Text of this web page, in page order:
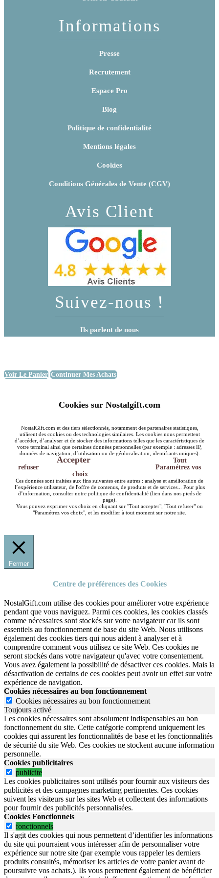
Informations
Presse
Recrutement
Espace Pro
Blog
Politique de confidentialité
Mentions légales
Cookies
Conditions Générales de Vente (CGV)
Avis Client
Suivez-nous !
Ils parlent de nous
Voir Le Panier Continuer Mes Achats
Cookies sur Nostalgift.com
NostalGift.com et des tiers sélectionnés, notamment des partenaires statistiques,
utilisent des cookies ou des technologies similaires. Les cookies nous permettent
d’accéder, d’analyser et de stocker des informations telles que les caractéristiques de
votre terminal ainsi que certaines données personnelles (par exemple : adresses IP,
données de navigation, d’utilisation ou de géolocalisation, identifiants uniques).
Accepter
Tout
refuser
Paramétrez vos
choix
Ces données sont traitées aux fins suivantes entre autres : analyse et amélioration de
l’expérience utilisateur, de l'offre de contenus, de produits et de services... Pour plus
d’information, consulter notre politique de confidentialité (lien dans nos pieds de
page).
Vous pouvez exprimer vos choix en cliquant sur "Tout accepter", "Tout refuser" ou
"Paramétrez vos choix", et les modifier à tout moment sur notre site.
Fermer
Centre de préférences des Cookies
NostalGift.com utilise des cookies pour améliorer votre expérience
pendant que vous naviguez. Parmi ces cookies, les cookies classés
comme nécessaires sont stockés sur votre navigateur car ils sont
essentiels au fonctionnement de base du site Web. Nous utilisons
également des cookies tiers qui nous aident à analyser et à
comprendre comment vous utilisez ce site Web. Ces cookies ne
seront stockés dans votre navigateur qu'avec votre consentement.
Vous avez également la possibilité de désactiver ces cookies. Mais la
désactivation de certains de ces cookies peut avoir un effet sur votre
expérience de navigation.
Cookies nécessaires au bon fonctionnement
Cookies nécessaires au bon fonctionnement
Toujours activé
Les cookies nécessaires sont absolument indispensables au bon
fonctionnement du site. Cette catégorie comprend uniquement les
cookies qui assurent les fonctionnalités de base et les fonctionnalités
de sécurité du site Web. Ces cookies ne stockent aucune information
personnelle.
Cookies publicitaires
publicite
Les cookies publicitaires sont utilisés pour fournir aux visiteurs des
publicités et des campagnes marketing pertinentes. Ces cookies
suivent les visiteurs sur les sites Web et collectent des informations
pour fournir des publicités personnalisées.
Cookies Fonctionnels
fonctionnels
Il s'agit des cookies qui nous permettent d’identifier les informations
du site qui pourraient vous intéresser afin de personnaliser votre
expérience sur notre site (par exemple vous rappeler les derniers
produits consultés, mémoriser les articles de votre panier avant de
poursuivre vos achats.). Ils vous permettent également de bénéficier